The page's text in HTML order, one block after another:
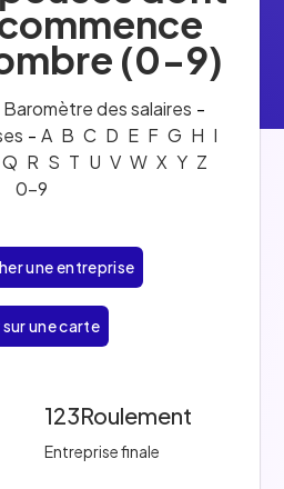
(0-9)
Baromètre des salaires -
- A B C D E F G H I
Q R S T U V W X Y Z
0-9
une entreprise
sur une carte
123Roulement
Entreprise finale